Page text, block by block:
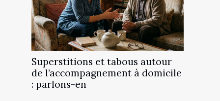
Superstitions et tabous autour
de l’accompagnement à domicile
: parlons-en